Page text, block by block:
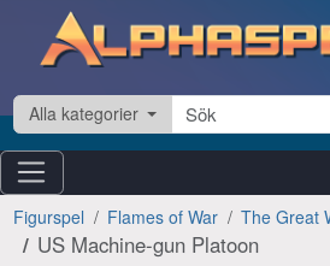
Hoppa till innehåll
Alla kategorier
Figurspel Flames of War The Great
US Machine-gun Platoon